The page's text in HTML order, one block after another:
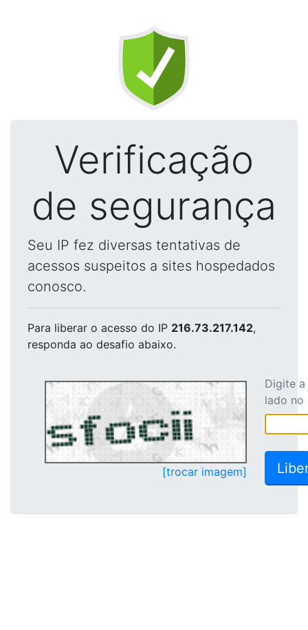
Verificação
de segurança
Seu IP fez diversas tentativas de
acessos suspeitos a sites hospedados
conosco.
Para liberar o acesso do IP 216.73.217.142,
responda ao desafio abaixo.
[trocar imagem]
Digite
lado no